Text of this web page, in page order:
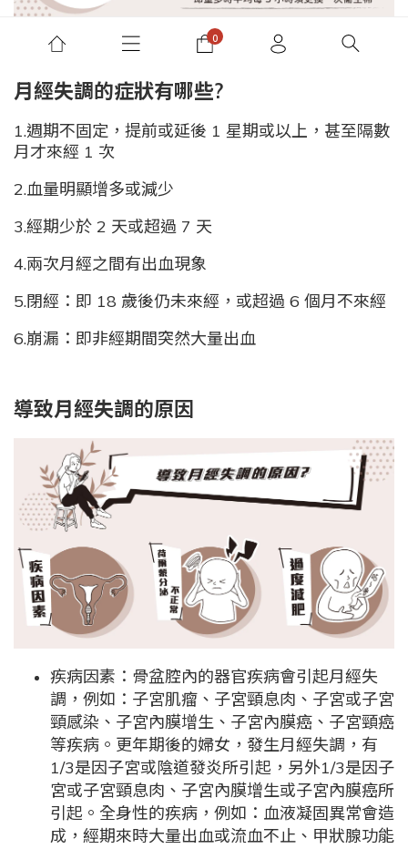
月經失調的症狀有哪些?
1.週期不固定，提前或延後 1 星期或以上，甚至隔數
月才來經 1 次
2.血量明顯增多或減少
3.經期少於 2 天或超過 7 天
4.兩次月經之間有出血現象
5.閉經：即 18 歲後仍未來經，或超過 6 個月不來經
6.崩漏：即非經期間突然大量出血
導致月經失調的原因
疾病因素：骨盆腔內的器官疾病會引起月經失
調，例如：子宮肌瘤、子宮頸息肉、子宮或子宮
頸感染、子宮內膜增生、子宮內膜癌、子宮頸癌
等疾病。更年期後的婦女，發生月經失調，有
1/3是因子宮或陰道發炎所引起，另外1/3是因子
宮或子宮頸息肉、子宮內膜增生或子宮內膜癌所
引起。全身性的疾病，例如：血液凝固異常會造
成，經期來時大量出血或流血不止、甲狀腺功能